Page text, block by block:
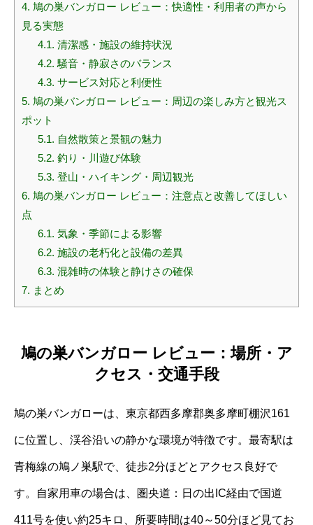
4. 鳩の巣バンガロー レビュー：快適性・利用者の声から
見る実態
4.1. 清潔感・施設の維持状況
4.2. 騒音・静寂さのバランス
4.3. サービス対応と利便性
5. 鳩の巣バンガロー レビュー：周辺の楽しみ方と観光ス
ポット
5.1. 自然散策と景観の魅力
5.2. 釣り・川遊び体験
5.3. 登山・ハイキング・周辺観光
6. 鳩の巣バンガロー レビュー：注意点と改善してほしい
点
6.1. 気象・季節による影響
6.2. 施設の老朽化と設備の差異
6.3. 混雑時の体験と静けさの確保
7. まとめ
鳩の巣バンガロー レビュー：場所・ア
クセス・交通手段
鳩の巣バンガローは、東京都西多摩郡奥多摩町棚沢161
に位置し、渓谷沿いの静かな環境が特徴です。最寄駅は
青梅線の鳩ノ巣駅で、徒歩2分ほどとアクセス良好で
す。自家用車の場合は、圏央道：日の出IC経由で国道
411号を使い約25キロ、所要時間は40～50分ほど見てお